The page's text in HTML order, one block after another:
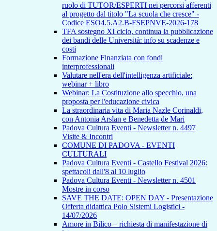
ruolo di TUTOR/ESPERTI nei percorsi afferenti
al progetto dal titolo "La scuola che cresce" -
Codice ESO4.5.A2.B-FSEPNVE-2026-178
TFA sostegno XI ciclo, continua la pubblicazione
dei bandi delle Università: info su scadenze e
costi
Formazione Finanziata con fondi
interprofessionali
Valutare nell'era dell'intelligenza artificiale:
webinar + libro
Webinar: La Costituzione allo specchio, una
proposta per l'educazione civica
La straordinaria vita di Maria Nazle Corinaldi,
con Antonia Arslan e Benedetta de Mari
Padova Cultura Eventi - Newsletter n. 4497
Visite & Incontri
COMUNE DI PADOVA - EVENTI
CULTURALI
Padova Cultura Eventi - Castello Festival 2026:
spettacoli dall'8 al 10 luglio
Padova Cultura Eventi - Newsletter n. 4501
Mostre in corso
SAVE THE DATE: OPEN DAY - Presentazione
Offerta didattica Polo Sistemi Logistici -
14/07/2026
Amore in Bilico – richiesta di manifestazione di